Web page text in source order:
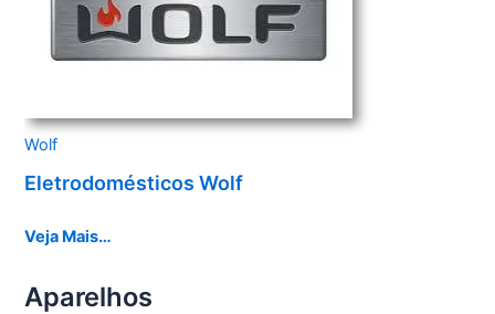
Wolf
Eletrodomésticos Wolf
Veja Mais…
Aparelhos